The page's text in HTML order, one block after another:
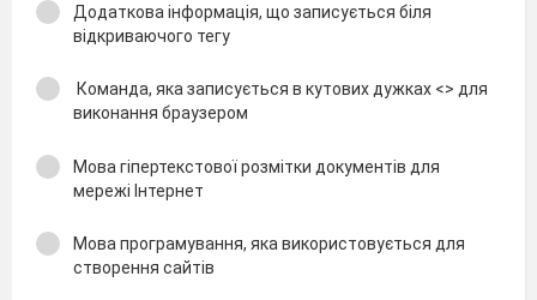
Додаткова інформація, що записується біля
відкриваючого тегу
Команда, яка записується в кутових дужках <> для
виконання браузером
Мова гіпертекстової розмітки документів для
мережі Інтернет
Мова програмування, яка використовується для
створення сайтів